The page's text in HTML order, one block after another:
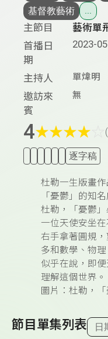
基督教藝術
...
主節目
藝術單
首播日
期
2023-
主持人 單煒明
邀訪來
賓
無
4★★★★
逐字稿
杜勒一生版畫
「憂鬱」的知
杜勒，「憂鬱
一位天使安坐
右手拿著圓規
多和數學、物
似乎在說，即
理解這個世界。
圖片：杜勒，
節目單集列表 日